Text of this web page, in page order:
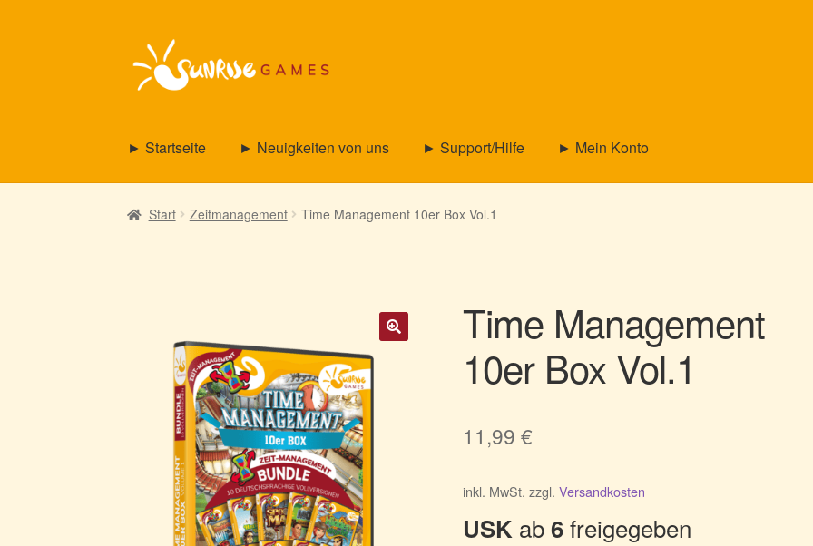
Zur
Navigation
springen
Zum
Inhalt
springen
► Startseite ► Neuigkeiten von uns ► Support/Hilfe ► Mein Konto
Start Zeitmanagement Time Management 10er Box Vol.1
Time Management
10er Box Vol.1
11,99€
inkl. MwSt. zzgl.Versandkosten
USK ab6freigegeben